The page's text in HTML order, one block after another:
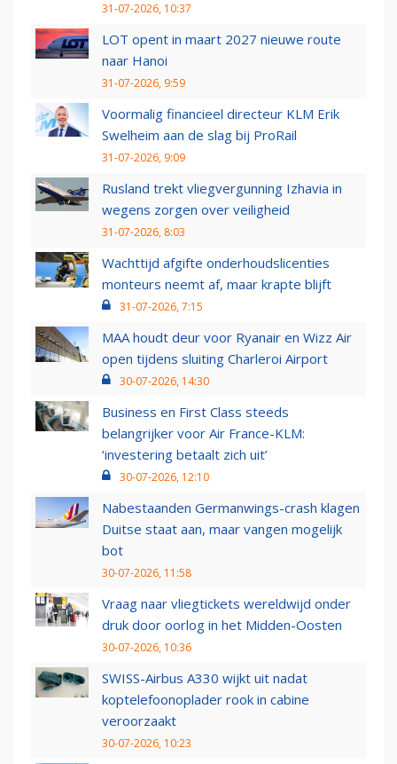
31-07-2026, 10:37
LOT opent in maart 2027 nieuwe route
naar Hanoi
31-07-2026, 9:59
Voormalig financieel directeur KLM Erik
Swelheim aan de slag bij ProRail
31-07-2026, 9:09
Rusland trekt vliegvergunning Izhavia in
wegens zorgen over veiligheid
31-07-2026, 8:03
Wachttijd afgifte onderhoudslicenties
monteurs neemt af, maar krapte blijft
31-07-2026, 7:15
MAA houdt deur voor Ryanair en Wizz Air
open tijdens sluiting Charleroi Airport
30-07-2026, 14:30
Business en First Class steeds
belangrijker voor Air France-KLM:
‘investering betaalt zich uit’
30-07-2026, 12:10
Nabestaanden Germanwings-crash klagen
Duitse staat aan, maar vangen mogelijk
bot
30-07-2026, 11:58
Vraag naar vliegtickets wereldwijd onder
druk door oorlog in het Midden-Oosten
30-07-2026, 10:36
SWISS-Airbus A330 wijkt uit nadat
koptelefoonoplader rook in cabine
veroorzaakt
30-07-2026, 10:23